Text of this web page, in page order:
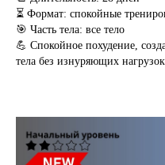
⏳ Формат: спокойные
🎯 Часть тела: все тело
💪 Спокойное похудение,
тела без изнуряющих нагрузок